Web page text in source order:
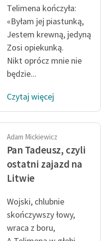
Telimena kończyła:
«Byłam jej piastunką,
Jestem krewną, jedyną
Zosi opiekunką.
Nikt oprócz mnie nie
będzie...
Czytaj więcej
Adam Mickiewicz
Pan Tadeusz, czyli
ostatni zajazd na
Litwie
Wojski, chlubnie
skończywszy łowy,
wraca z boru,